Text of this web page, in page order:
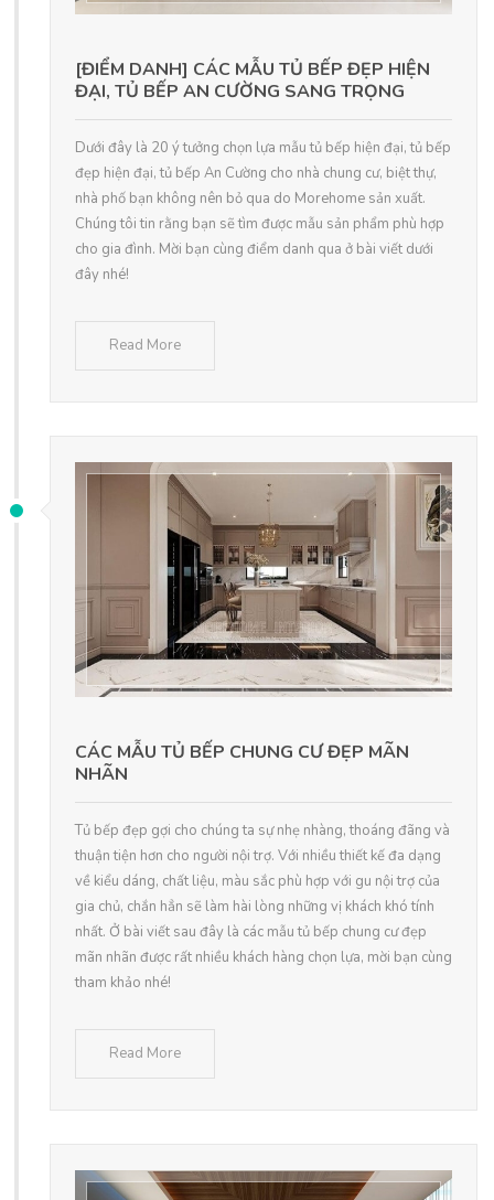
[ĐIỂM DANH] CÁC MẪU TỦ BẾP ĐẸP HIỆN
ĐẠI, TỦ BẾP AN CƯỜNG SANG TRỌNG
Dưới đây là 20 ý tưởng chọn lựa mẫu tủ bếp hiện đại, tủ bếp
đẹp hiện đại, tủ bếp An Cường cho nhà chung cư, biệt thự,
nhà phố bạn không nên bỏ qua do Morehome sản xuất.
Chúng tôi tin rằng bạn sẽ tìm được mẫu sản phẩm phù hợp
cho gia đình. Mời bạn cùng điểm danh qua ở bài viết dưới
đây nhé!
Read More
CÁC MẪU TỦ BẾP CHUNG CƯ ĐẸP MÃN
NHÃN
Tủ bếp đẹp gợi cho chúng ta sự nhẹ nhàng, thoáng đãng và
thuận tiện hơn cho người nội trợ. Với nhiều thiết kế đa dạng
về kiểu dáng, chất liệu, màu sắc phù hợp với gu nội trợ của
gia chủ, chắn hẳn sẽ làm hài lòng những vị khách khó tính
nhất. Ở bài viết sau đây là các mẫu tủ bếp chung cư đẹp
mãn nhãn được rất nhiều khách hàng chọn lựa, mời bạn cùng
tham khảo nhé!
Read More